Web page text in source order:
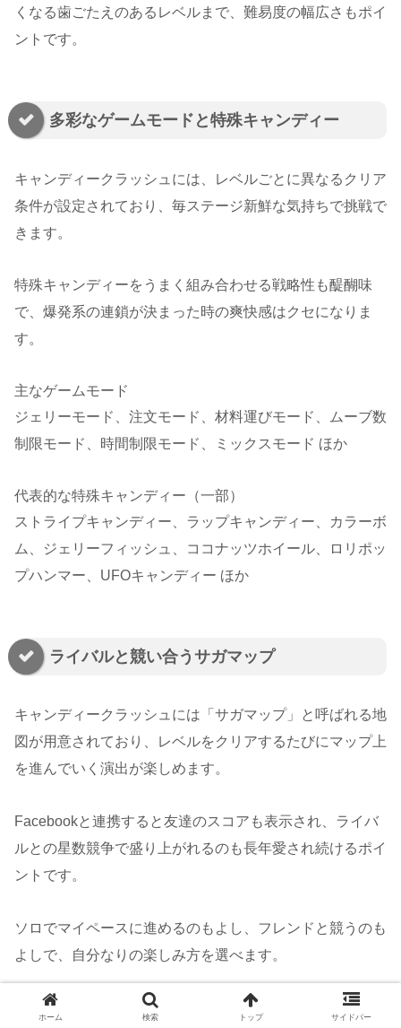
くなる歯ごたえのあるレベルまで、難易度の幅広さもポイ
ントです。
多彩なゲームモードと特殊キャンディー
キャンディークラッシュには、レベルごとに異なるクリア
条件が設定されており、毎ステージ新鮮な気持ちで挑戦で
きます。
特殊キャンディーをうまく組み合わせる戦略性も醍醐味
で、爆発系の連鎖が決まった時の爽快感はクセになりま
す。
主なゲームモード
ジェリーモード、注文モード、材料運びモード、ムーブ数
制限モード、時間制限モード、ミックスモード ほか
代表的な特殊キャンディー（一部）
ストライプキャンディー、ラップキャンディー、カラーボ
ム、ジェリーフィッシュ、ココナッツホイール、ロリポッ
プハンマー、UFOキャンディー ほか
ライバルと競い合うサガマップ
キャンディークラッシュには「サガマップ」と呼ばれる地
図が用意されており、レベルをクリアするたびにマップ上
を進んでいく演出が楽しめます。
Facebookと連携すると友達のスコアも表示され、ライバ
ルとの星数競争で盛り上がれるのも長年愛され続けるポイ
ントです。
ソロでマイペースに進めるのもよし、フレンドと競うのも
よしで、自分なりの楽しみ方を選べます。
ホーム 検索 トップ サイドバー